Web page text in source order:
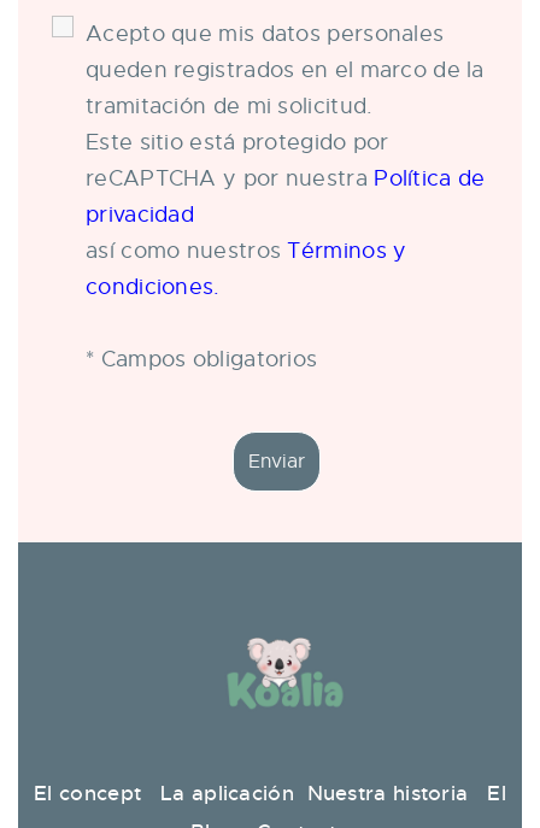
Acepto que mis datos personales
queden registrados en el marco de la
tramitación de mi solicitud.
Este sitio está protegido por
reCAPTCHA y por nuestra Política de
privacidad
así como nuestrosTérminos y
condiciones.
* Campos obligatorios
El concept La aplicación Nuestra historia
El